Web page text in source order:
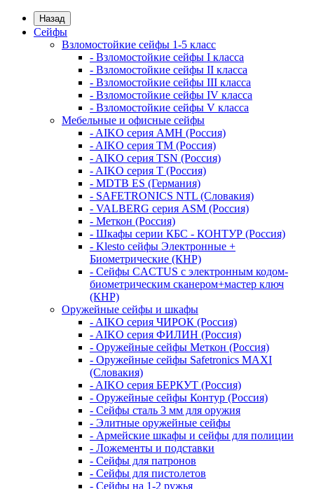
Назад
Сейфы
Взломостойкие сейфы 1-5 класс
- Взломостойкие сейфы I класса
- Взломостойкие сейфы II класса
- Взломостойкие сейфы III класса
- Взломостойкие сейфы IV класса
- Взломостойкие сейфы V класса
Мебельные и офисные сейфы
- AIKO серия AMH (Россия)
- AIKO серия TM (Россия)
- AIKO серия TSN (Россия)
- AIKO серия Т (Россия)
- MDTB ES (Германия)
- SAFETRONICS NTL (Словакия)
- VALBERG серия ASM (Россия)
- Меткон (Россия)
- Шкафы серии КБС - КОНТУР (Россия)
- Klesto сейфы Электронные +
Биометрические (КНР)
- Сейфы CACTUS с электронным кодом-
биометрическим сканером+мастер ключ
(КНР)
Оружейные сейфы и шкафы
- AIKO серия ЧИРОК (Россия)
- AIKO серия ФИЛИН (Россия)
- Оружейные сейфы Меткон (Россия)
- Оружейные сейфы Safetronics MAXI
(Словакия)
- AIKO серия БЕРКУТ (Россия)
- Оружейные сейфы Контур (Россия)
- Сейфы сталь 3 мм для оружия
- Элитные оружейные сейфы
- Армейские шкафы и сейфы для полиции
- Ложементы и подставки
- Сейфы для патронов
- Сейфы для пистолетов
- Сейфы на 1-2 ружья